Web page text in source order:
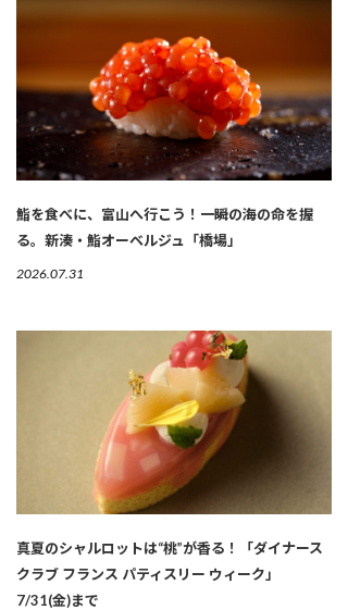
鮨を食べに、富山へ行こう！一瞬の海の命を握
る。新湊・鮨オーベルジュ「橋場」
2026.07.31
真夏のシャルロットは“桃”が香る！「ダイナース
クラブ フランス パティスリー ウィーク」
7/31(金)まで